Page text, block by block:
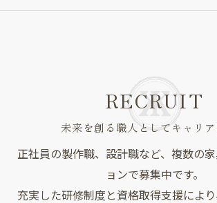
未来を創る職人としてキャリ
RECRUIT
正社員の製作職、設計職など、複数の
ョンで募集中です。
充実した研修制度と資格取得支援によ